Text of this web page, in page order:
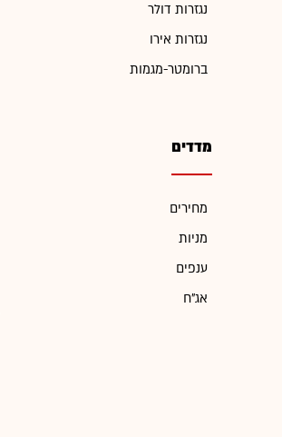
נגזרות דולר
נגזרות אירו
ברומטר-מגמות
מדדים
מחירים
מניות
ענפים
אג"ח